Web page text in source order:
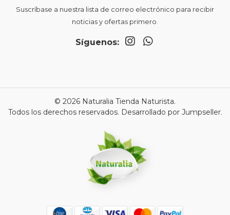
Suscríbase a nuestra lista de correo electrónico para recibir
noticias y ofertas primero.
Síguenos:
© 2026 Naturalia Tienda Naturista.
Todos los derechos reservados. Desarrollado por Jumpseller.